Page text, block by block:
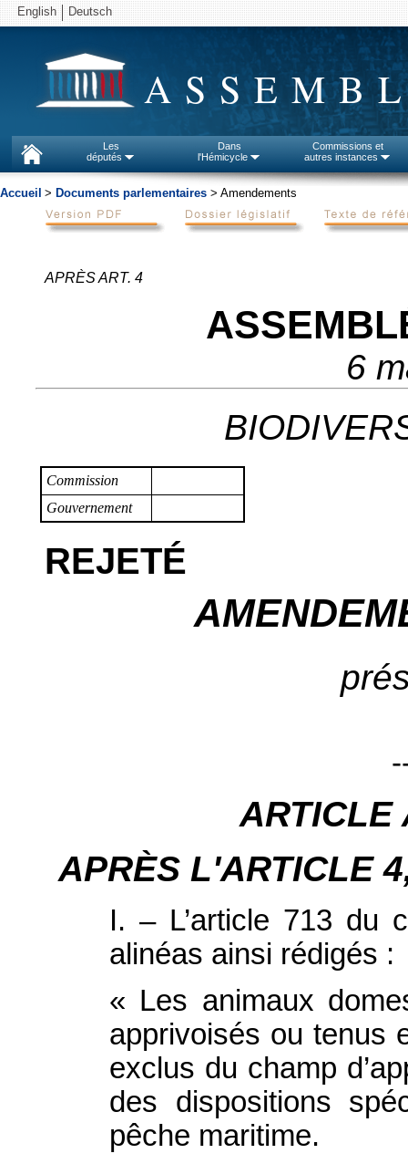
English Deutsch
Les
députés
Dans
l'Hémicycle
Commissions et
autres instances
Accueil > Documents parlementaires > Amendements
APRÈS ART. 4
6
Commission
Gouvernement
REJETÉ
ARTICLE
APRÈS L'ARTICLE
I. – L’article 713 du
alinéas ainsi rédigés :
« Les animaux
apprivoisés ou tenus
exclus du champ
des dispositions
pêche maritime.